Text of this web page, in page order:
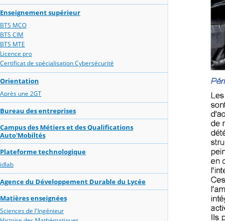
Enseignement supérieur
BTS MCO
BTS CIM
BTS MTE
Licence pro
Certificat de spécialisation Cybersécurité
Orientation
Après une 2GT
Bureau des entreprises
Campus des Métiers et des Qualifications
Auto'Mobiltés
Plateforme technologique
idlab
Agence du Développement Durable du Lycée
Matières enseignées
Sciences de l'Ingénieur